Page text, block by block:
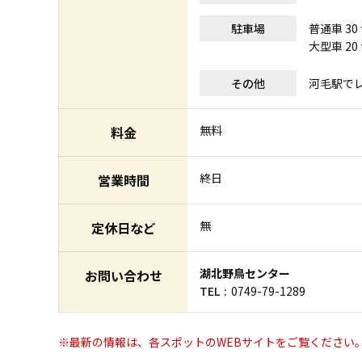
駐車場
普通車 30
大型車 20
その他 河毛駅で
料金 無料
営業時間 終日
定休日など 無
お問い合わせ
湖北野鳥センター
TEL
0749-79-1289
※最新の情報は、各スポットのWEBサイトをご覧ください。